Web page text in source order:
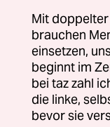
länger durch
als
im
die Partei
dessen Kern
Mit
brauchen
einsetzen,
beginnt im
bei taz zahl
die linke,
bevor sie